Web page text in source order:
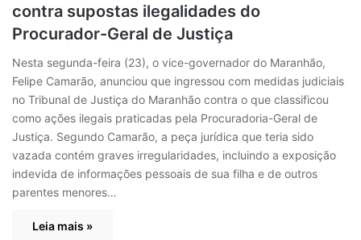
contra supostas ilegalidades do
Procurador-Geral de Justiça
Nesta segunda-feira (23), o vice-governador do Maranhão,
Felipe Camarão, anunciou que ingressou com medidas judiciais
no Tribunal de Justiça do Maranhão contra o que classificou
como ações ilegais praticadas pela Procuradoria-Geral de
Justiça. Segundo Camarão, a peça jurídica que teria sido
vazada contém graves irregularidades, incluindo a exposição
indevida de informações pessoais de sua filha e de outros
parentes menores…
Leia mais »